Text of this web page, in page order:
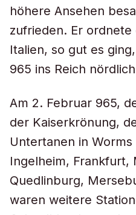
höhere Ansehen
zufrieden. Er ordnete
Italien, so gut es
965 ins Reich
Am 2. Februar 965,
der Kaiserkrönung,
Untertanen in
Ingelheim, Frankfurt,
Quedlinburg,
waren weitere